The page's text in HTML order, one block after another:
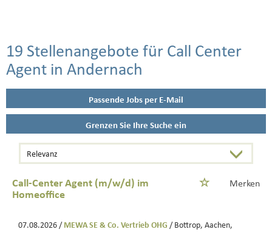
19 Stellenangebote für Call Center
Agent in Andernach
Passende Jobs per E-Mail
Grenzen Sie Ihre Suche ein
Call-Center Agent (m/w/d) im
Homeoffice
Merken
07.08.2026 / MEWA SE & Co. Vertrieb OHG / Bottrop, Aachen,